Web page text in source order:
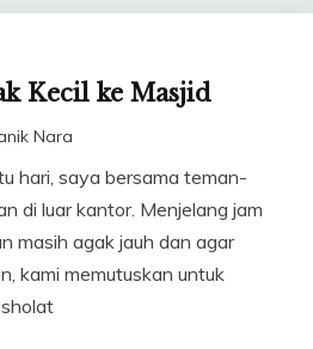
Kecil ke Masjid
Nara
hari, saya bersama teman-
di luar kantor. Menjelang jam
masih agak jauh dan agar
kami memutuskan untuk